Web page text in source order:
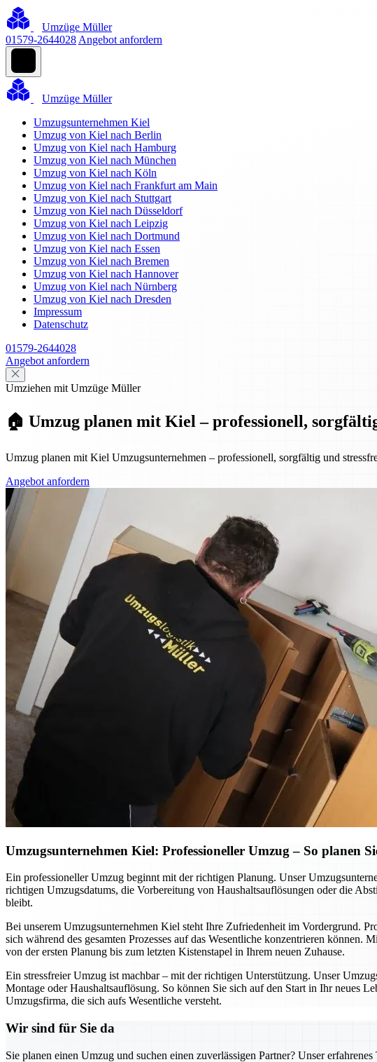
Umzüge Müller
01579-2644028 Angebot anfordern
Umzüge Müller
Umzugsunternehmen Kiel
Umzug von Kiel nach Berlin
Umzug von Kiel nach Hamburg
Umzug von Kiel nach München
Umzug von Kiel nach Köln
Umzug von Kiel nach Frankfurt am Main
Umzug von Kiel nach Stuttgart
Umzug von Kiel nach Düsseldorf
Umzug von Kiel nach Leipzig
Umzug von Kiel nach Dortmund
Umzug von Kiel nach Essen
Umzug von Kiel nach Bremen
Umzug von Kiel nach Hannover
Umzug von Kiel nach Nürnberg
Umzug von Kiel nach Dresden
Impressum
Datenschutz
01579-2644028
Angebot anfordern
Umziehen mit Umzüge Müller
🏠 Umzug planen mit Kiel – professionell,
Umzug planen mit Kiel Umzugsunternehmen – professionell, sorgfältig und
Angebot anfordern
Umzugsunternehmen Kiel: Professioneller Umzug – So planen
Ein professioneller Umzug beginnt mit der richtigen Planung. Unser
richtigen Umzugsdatums, die Vorbereitung von Haushaltsauflösungen oder die
bleibt.
Bei unserem Umzugsunternehmen Kiel steht Ihre Zufriedenheit im Vordergrund.
sich während des gesamten Prozesses auf das Wesentliche konzentrieren
von der ersten Planung bis zum letzten Kistenstapel in Ihrem neuen Zuhause.
Ein stressfreier Umzug ist machbar – mit der richtigen Unterstützung. Unser
Montage oder Haushaltsauflösung. So können Sie sich auf den Start in Ihr neues
Umzugsfirma, die sich aufs Wesentliche versteht.
Wir sind für Sie da
Sie planen einen Umzug und suchen einen zuverlässigen Partner? Unser